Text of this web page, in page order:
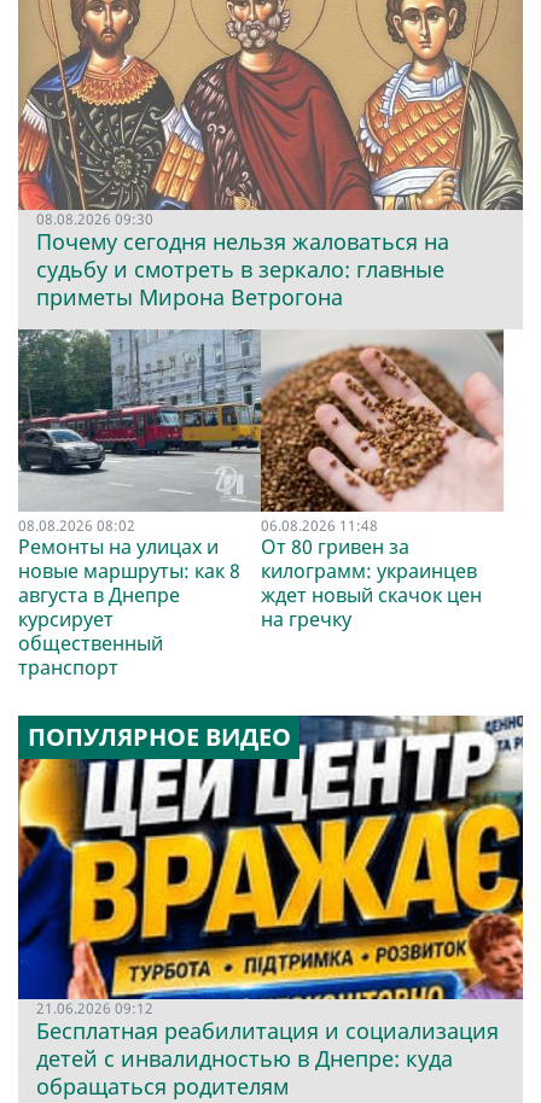
08.08.2026 09:30
Почему сегодня нельзя жаловаться на
судьбу и смотреть в зеркало: главные
приметы Мирона Ветрогона
08.08.2026 08:02
Ремонты на улицах и
новые маршруты: как 8
августа в Днепре
курсирует
общественный
транспорт
06.08.2026 11:48
От 80 гривен за
килограмм: украинцев
ждет новый скачок цен
на гречку
ПОПУЛЯРНОЕ ВИДЕО
21.06.2026 09:12
Бесплатная реабилитация и социализация
детей с инвалидностью в Днепре: куда
обращаться родителям